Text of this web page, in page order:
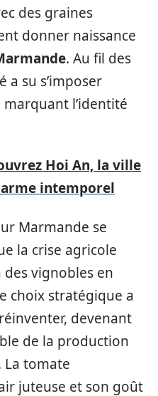
des graines
donner naissance
. Au fil des
a su s’imposer
l’identité
Hoi An, la ville
intemporel
Marmande se
la crise agricole
vignobles en
choix stratégique a
devenant
de la production
La tomate
juteuse et son goût